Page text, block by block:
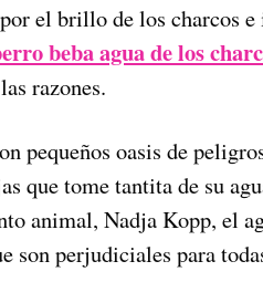
el brillo de los charcos
beba agua de los
razones.
pequeños oasis de
que tome tantita de su
animal, Nadja Kopp, el
son perjudiciales para